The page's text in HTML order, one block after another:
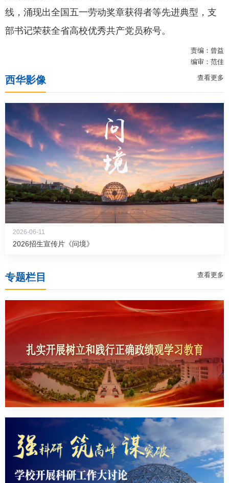
线，涌现出全国五一劳动奖章获得者等先进典型，支
部书记荣获全省高校优秀共产党员称号。
责编：曾益
编审：范佳
西华影像 查看更多
2026-06-11
2026招生宣传片《问境》
专题栏目 查看更多